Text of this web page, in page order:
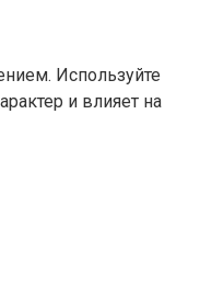
Используйте
и влияет на